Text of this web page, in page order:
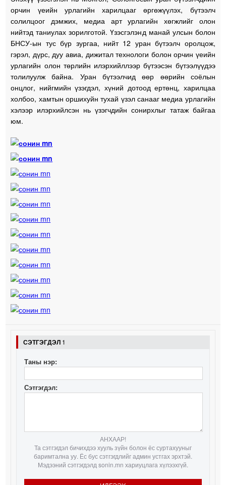
орчин үеийн урлагийн харилцааг өргөжүүлэх, бүтээлч
солилцоог дэмжих, медиа арт урлагийн хөгжлийг олон
нийтэд таниулах зорилготой. Үзэсгэлэнд манай улсын болон
БНСУ-ын тус бүр зургаа, нийт 12 уран бүтээлч оролцож,
гэрэл, дүрс, дуу авиа, дижитал технологи болон орчин үеийн
урлагийн олон төрлийн илэрхийллээр бүтээсэн бүтээлүүдээ
толилуулж байна. Уран бүтээлчид өөр өөрийн соёлын
онцлог, нийгмийн үзэгдэл, хүний дотоод ертөнц, харилцаа
холбоо, хамтын оршихуйн тухай үзэл санааг медиа урлагийн
хэлээр илэрхийлсэн нь үзэгчдийн сонирхлыг татаж байгаа
юм.
СЭТГЭГДЭЛ 1
Таны нэр:
Сэтгэгдэл:
АНХААР!
Та сэтгэгдэл бичихдээ хууль зүйн болон ёс суртахууныг
баримтална уу. Ёс бус сэтгэгдлийг админ устгах эрхтэй.
Мэдээний сэтгэгдэлд sonin.mn хариуцлага хүлээхгүй.